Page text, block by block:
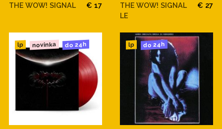
THE WOW! SIGNAL € 17
THE WOW! SIGNAL
LE
€ 27
lp novinka do 24h lp do 24h